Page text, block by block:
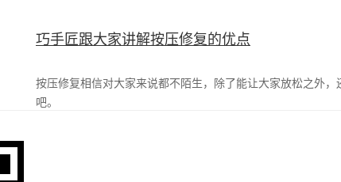
巧手匠跟大家讲解按压修复的优点
按压修复相信对大家来说都不陌生，除了能让大家放松之外
吧。